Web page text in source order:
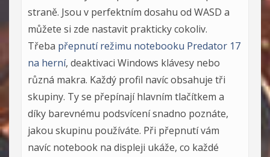
straně. Jsou v perfektním dosahu od WASD a
můžete si zde nastavit prakticky cokoliv.
Třeba přepnutí režimu notebooku Predator 17
na herní, deaktivaci Windows klávesy nebo
různá makra. Každý profil navíc obsahuje tři
skupiny. Ty se přepínají hlavním tlačítkem a
díky barevnému podsvícení snadno poznáte,
jakou skupinu používáte. Při přepnutí vám
navíc notebook na displeji ukáže, co každé